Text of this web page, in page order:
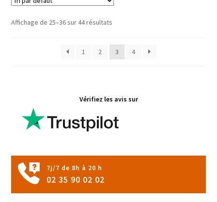
Affichage de 25–36 sur 44 résultats
1 2 3 4
Vérifiez les avis sur
7j/7 de 8h à 20 h
02 35 90 02 02